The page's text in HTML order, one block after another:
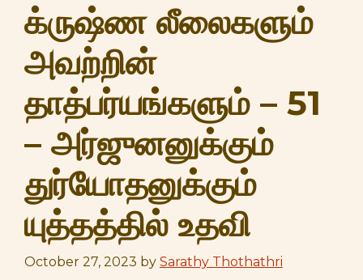
க்ருஷ்ண லீலைகளும்
அவற்றின்
தாத்பர்யங்களும் – 51
– அர்ஜுனனுக்கும்
துர்யோதனுக்கும்
யுத்தத்தில் உதவி
October 27, 2023 by Sarathy Thothathri